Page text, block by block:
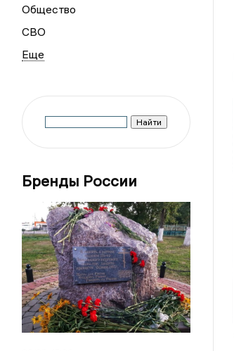
Общество
СВО
Бренды России